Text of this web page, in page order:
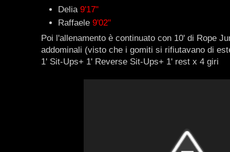
Delia 9'17"
Raffaele 9'02"
Poi l'allenamento è continuato con 10' di Rope
addominali (visto che i gomiti si rifiutavano di
1' Sit-Ups+ 1' Reverse Sit-Ups+ 1' rest x 4 giri